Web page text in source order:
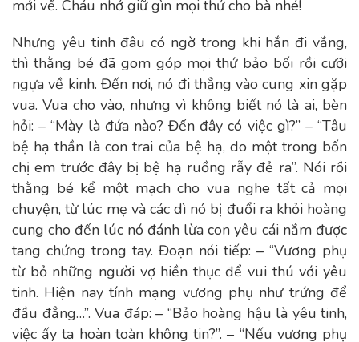
mới về. Cháu nhớ giữ gìn mọi thứ cho bà nhé!
Nhưng yêu tinh đâu có ngờ trong khi hắn đi vắng,
thì thằng bé đã gom góp mọi thứ bảo bối rồi cưỡi
ngựa về kinh. Đến nơi, nó đi thẳng vào cung xin gặp
vua. Vua cho vào, nhưng vì không biết nó là ai, bèn
hỏi: – “Mày là đứa nào? Đến đây có việc gì?” – “Tâu
bệ hạ thần là con trai của bệ hạ, do một trong bốn
chị em trước đây bị bệ hạ ruồng rẫy đẻ ra”. Nói rồi
thằng bé kể một mạch cho vua nghe tất cả mọi
chuyện, từ lúc mẹ và các dì nó bị đuổi ra khỏi hoàng
cung cho đến lúc nó đánh lừa con yêu cái nắm được
tang chứng trong tay. Đoạn nói tiếp: – “Vương phụ
từ bỏ những người vợ hiền thục để vui thú với yêu
tinh. Hiện nay tính mạng vương phụ như trứng để
đầu đẳng…”. Vua đáp: – “Bảo hoàng hậu là yêu tinh,
việc ấy ta hoàn toàn không tin?”. – “Nếu vương phụ